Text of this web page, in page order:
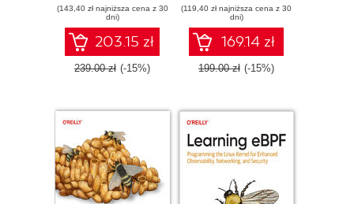
(143,40 zł najniższa cena z 30
dni)
203.15 zł
239.00 zł (-15%)
(119,40 zł najniższa cena z 30
dni)
169.14 zł
199.00 zł (-15%)